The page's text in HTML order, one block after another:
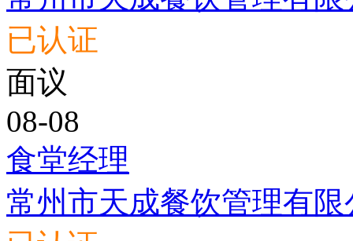
已认证
面议
08-08
食堂经理
常州市天成餐饮管理有限